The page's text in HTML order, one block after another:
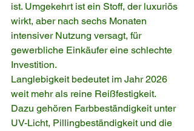
ist. Umgekehrt ist ein Stoff, der luxuriös
wirkt, aber nach sechs Monaten
intensiver Nutzung versagt, für
gewerbliche Einkäufer eine schlechte
Investition.
Langlebigkeit bedeutet im Jahr 2026
weit mehr als reine Reißfestigkeit.
Dazu gehören Farbbeständigkeit unter
UV-Licht, Pillingbeständigkeit und die